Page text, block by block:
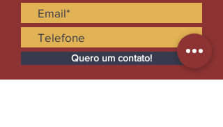
Quero um contato!